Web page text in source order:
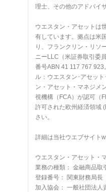
理士、その他のアドバイ
ウエスタン・アセットは
有しています。拠点は米
り、フランクリン・リソ
ニーLLC（米証券取引委
番号ABN 41 117 767
ル：ウエスタン･アセッ
ン・アセット・マネジメ
視機構（FCA）が認可（
許可された欧州経済領域
さい。
詳細は当社ウエブサイト
ウエスタン・アセット・
業務の種類： 金融商品取
登録番号： 関東財務局長
加入協会： 一般社団法人